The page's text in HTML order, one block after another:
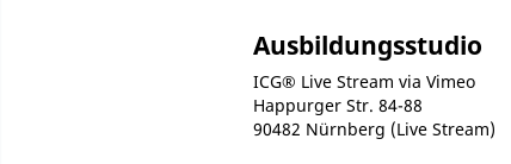
Ausbildungsstudio
ICG® Live Stream via Vimeo
Happurger Str. 84-88
90482 Nürnberg (Live Stream)